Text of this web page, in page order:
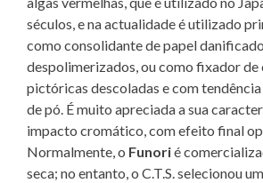
séculos, e na actualidade é utilizado
como consolidante de papel
despolimerizados, ou como fixador de
pictóricas descoladas e com
de pó. É muito apreciada a sua
impacto cromático, com efeito final
Normalmente, o Funorié
seca; no entanto, o C.T.S. selecionou